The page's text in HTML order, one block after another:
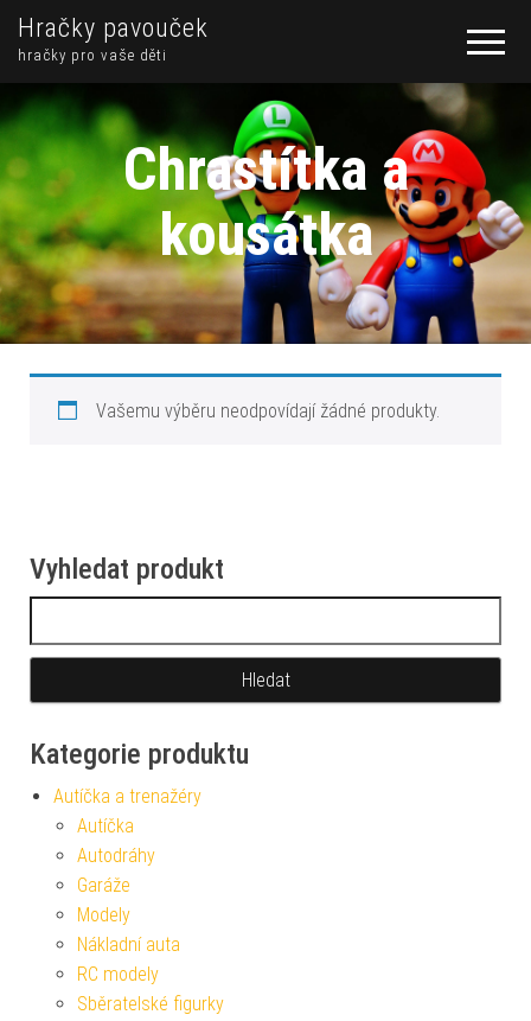
Hračky pavouček
hračky pro vaše děti
Chrastítka a
kousátka
Vašemu výběru neodpovídají žádné produkty.
Vyhledat produkt
Kategorie produktu
Autíčka a trenažéry
Autíčka
Autodráhy
Garáže
Modely
Nákladní auta
RC modely
Sběratelské figurky